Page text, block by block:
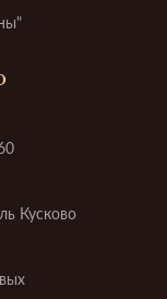
Кусково